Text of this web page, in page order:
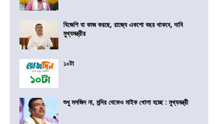
বিজেপি যা কাজ করছে, রাজ্যে একশো বছর থাকবে, দাবি
মুখ্যমন্ত্রীর
১০টা
শুধু মসজিদ না, মন্দির থেকেও মাইক খোলা হচ্ছে : মুখ্যমন্ত্রী